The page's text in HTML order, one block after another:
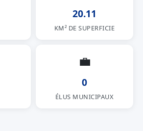
20.11
KM² DE SUPERFICIE
💼
0
ÉLUS MUNICIPAUX